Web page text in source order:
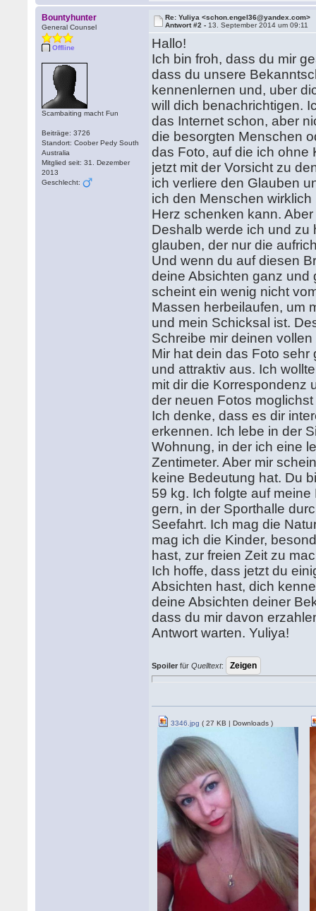
Bountyhunter
General Counsel
Offline
Scambaiting macht Fun
Beiträge: 3726
Standort: Coober Pedy South
Australia
Mitglied seit: 31. Dezember
2013
Geschlecht:
Re: Yuliya <schon.engel36@yandex.com>
Antwort #2 - 13. September 2014 um 09:11
Hallo!
Ich bin froh, dass du mir
dass du unsere
kennenlernen und, uber
will dich benachrichtigen.
das Internet schon, aber
die besorgten Menschen
das Foto, auf die ich ohne
jetzt mit der Vorsicht zu
ich verliere den Glauben
ich den Menschen
Herz schenken kann.
Deshalb werde ich und zu
glauben, der nur die
Und wenn du auf diesen
deine Absichten ganz und
scheint ein wenig nicht
Massen herbeilaufen, um
und mein Schicksal ist.
Schreibe mir deinen
Mir hat dein das Foto
und attraktiv aus. Ich
mit dir die Korrespondenz
der neuen Fotos
Ich denke, dass es dir
erkennen. Ich lebe in der
Wohnung, in der ich eine
Zentimeter. Aber mir
keine Bedeutung hat. Du
59 kg. Ich folgte auf
gern, in der Sporthalle
Seefahrt. Ich mag die
mag ich die Kinder,
hast, zur freien Zeit zu
Ich hoffe, dass jetzt du
Absichten hast, dich
deine Absichten deiner
dass du mir davon
Antwort warten. Yuliya!
Spoiler fürQuelltext:
3346.jpg ( 27 KB | Downloads )